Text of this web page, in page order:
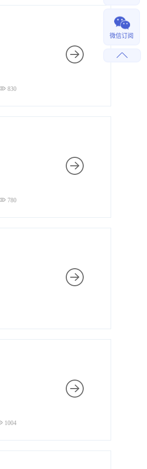
830
780
1004
微信订阅